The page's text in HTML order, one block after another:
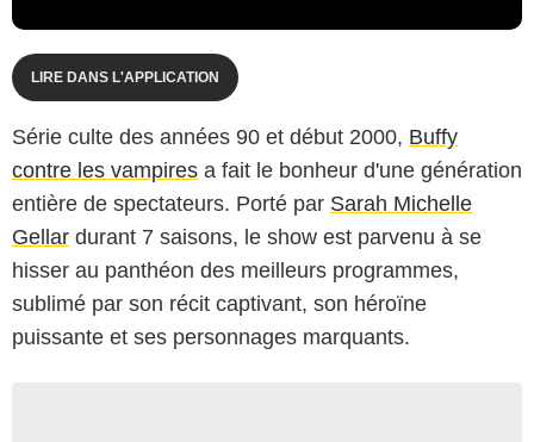
LIRE DANS L'APPLICATION
Série culte des années 90 et début 2000, Buffy
contre les vampires a fait le bonheur d'une génération
entière de spectateurs. Porté par Sarah Michelle
Gellar durant 7 saisons, le show est parvenu à se
hisser au panthéon des meilleurs programmes,
sublimé par son récit captivant, son héroïne
puissante et ses personnages marquants.